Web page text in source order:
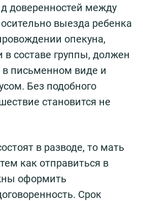
доверенностей между
выезда ребенка
опекуна,
составе группы, должен
письменном виде и
Без подобного
становится не
в разводе, то мать
как отправиться в
оформить
Срок